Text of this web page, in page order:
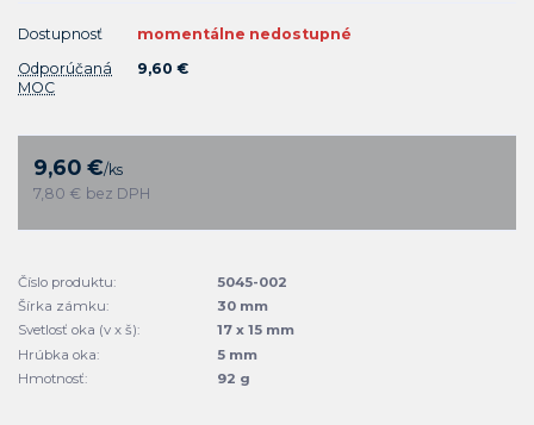
Dostupnosť
momentálne nedostupné
Odporúčaná
MOC
9,60 €
9,60 €/ks
7,80 € bez DPH
Číslo produktu:
5045-002
Šírka zámku:
30 mm
Svetlosť oka (v x š):
17 x 15 mm
Hrúbka oka:
5 mm
Hmotnosť:
92 g